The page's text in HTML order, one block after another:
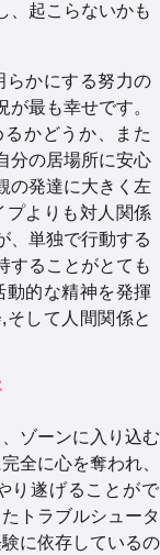
、起こらないかも
かにする努力の
最も幸せです。
かどうか、また
分の居場所に安心
の発達に大きく左
プよりも対人関係
、単独で行動する
することがとても
動的な精神を発揮
して人間関係と
ゾーンに入り込
全に心を奪われ
り遂げることが
トラブルシュー
に依存している